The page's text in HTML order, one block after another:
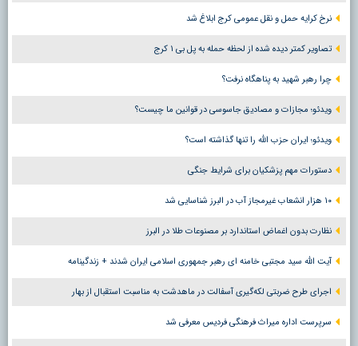
نرخ کرایه حمل و نقل عمومی کرج ابلاغ شد
تصاویر کمتر دیده شده از لحظه حمله به پل بی ۱ کرج
چرا رهبر شهید به پناهگاه نرفت؟
ویدئو؛ مجازات و مصادیق جاسوسی در قوانین ما چیست؟
ویدئو؛ ایران حزب الله را تنها گذاشته است؟
دستورات مهم پزشکیان برای شرایط جنگی
۱۰ هزار انشعاب غیرمجاز آب در البرز شناسایی شد
نظارت بدون اغماض استاندارد بر مصنوعات طلا در البرز
آیت الله سید مجتبی خامنه ای رهبر جمهوری اسلامی ایران شدند + زندگینامه
اجرای طرح ضربتی لکه‌گیری آسفالت در ماهدشت به مناسبت استقبال از بهار
سرپرست اداره میراث فرهنگی فردیس معرفی شد